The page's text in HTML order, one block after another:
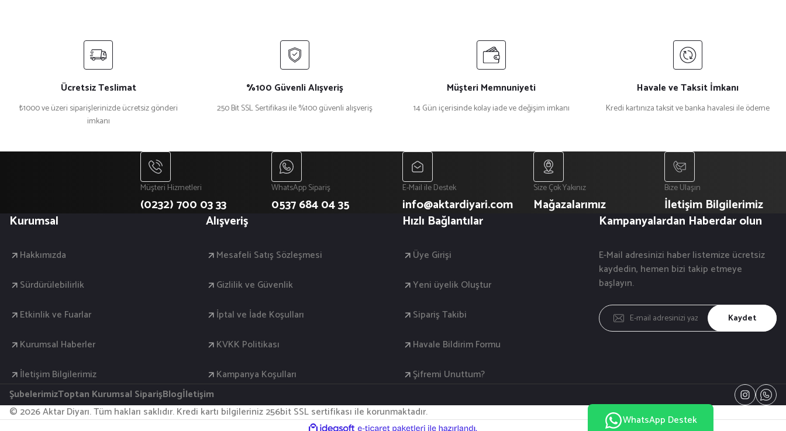
Ücretsiz Teslimat
₺1000 ve üzeri siparişlerinizde ücretsiz gönderi
imkanı
%100 Güvenli Alışveriş
250 Bit SSL Sertifikası ile %100 güvenli alışveriş
Müşteri Memnuniyeti
14 Gün içerisinde kolay iade ve değişim imkanı
Havale ve Taksit İmkanı
Kredi kartınıza taksit ve banka havalesi ile ödeme
Müşteri Hizmetleri
(0232) 700 03 33
WhatsApp Sipariş
0537 684 04 35
E-Mail ile Destek
info@aktardiyari.com
Size Çok Yakınız
Mağazalarımız
Bize Ulaşın
İletişim Bilgilerimiz
Kurumsal
Hakkımızda
Sürdürülebilirlik
Etkinlik ve Fuarlar
Kurumsal Haberler
İletişim Bilgilerimiz
Alışveriş
Mesafeli Satış Sözleşmesi
Gizlilik ve Güvenlik
İptal ve İade Koşulları
KVKK Politikası
Kampanya Koşulları
Hızlı Bağlantılar
Üye Girişi
Yeni üyelik Oluştur
Sipariş Takibi
Havale Bildirim Formu
Şifremi Unuttum?
Kampanyalardan Haberdar olun
E-Mail adresinizi haber listemize ücretsiz
kaydedin, hemen bizi takip etmeye
başlayın.
Kaydet
ŞubelerimizToptan Kurumsal SiparişBlogİletişim
© 2026 Aktar Diyarı. Tüm hakları saklıdır. Kredi kartı bilgileriniz 256bit SSL sertifikası ile korunmaktadır.
WhatsApp Destek
ideasoft e-